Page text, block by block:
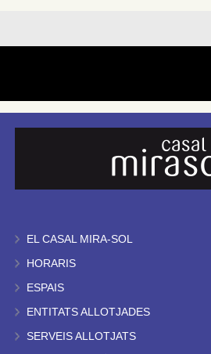
EL CASAL MIRA-SOL
HORARIS
ESPAIS
ENTITATS ALLOTJADES
SERVEIS ALLOTJATS